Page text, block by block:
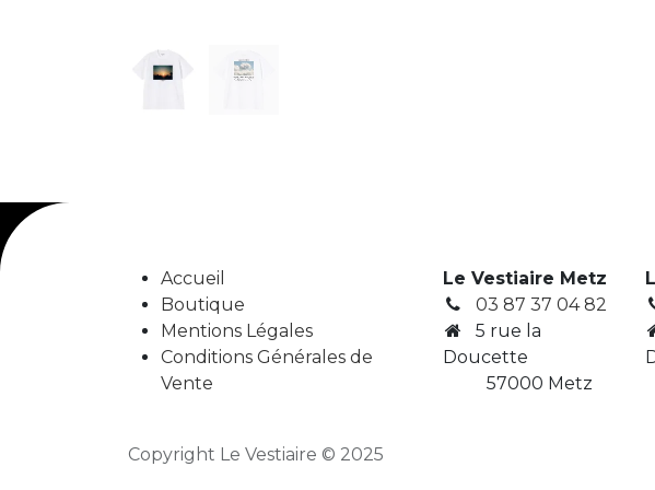
Accueil
Boutique
Mentions Légales
Conditions Générales de
Vente
Le Vestiaire Metz
03 87 37 04 82
5 rue la
Doucette
57000 Metz
Copyright Le Vestiaire © 2025